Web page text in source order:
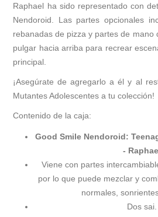
Raphael ha sido representado con
Nendoroid. Las partes opcionales
rebanadas de pizza y partes de mano
pulgar hacia arriba para recrear
principal.
¡Asegúrate de agregarlo a él y al
Mutantes Adolescentes a tu colección!
Contenido de la caja:
Good Smile Nendoroid:
-
Viene con partes
por lo que puede mezclar y
normales,
Dos sai.